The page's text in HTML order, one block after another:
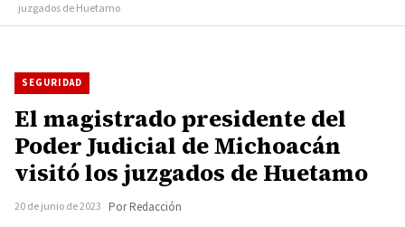
juzgados de Huetamo
SEGURIDAD
El magistrado presidente del
Poder Judicial de Michoacán
visitó los juzgados de Huetamo
20 de junio de 2023 Por Redacción